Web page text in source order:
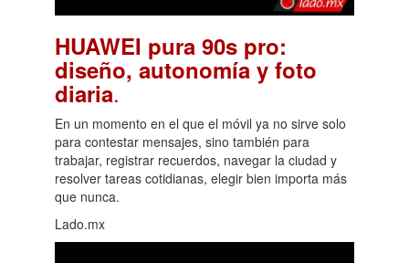
HUAWEI pura 90s pro:
diseño, autonomía y foto
diaria.
En un momento en el que el móvil ya no sirve solo
para contestar mensajes, sino también para
trabajar, registrar recuerdos, navegar la ciudad y
resolver tareas cotidianas, elegir bien importa más
que nunca.
Lado.mx